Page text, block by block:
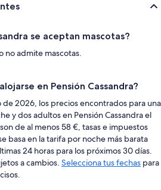
se aceptan mascotas?
no admite mascotas.
en Pensión Cassandra?
de 2026, los precios encontrados para una
y dos adultos en Pensión Cassandra el
de al menos 58 €, tasas e impuestos
basa en la tarifa por noche más barata
24 horas para los próximos 30 días.
a cambios. Selecciona tus fechas para